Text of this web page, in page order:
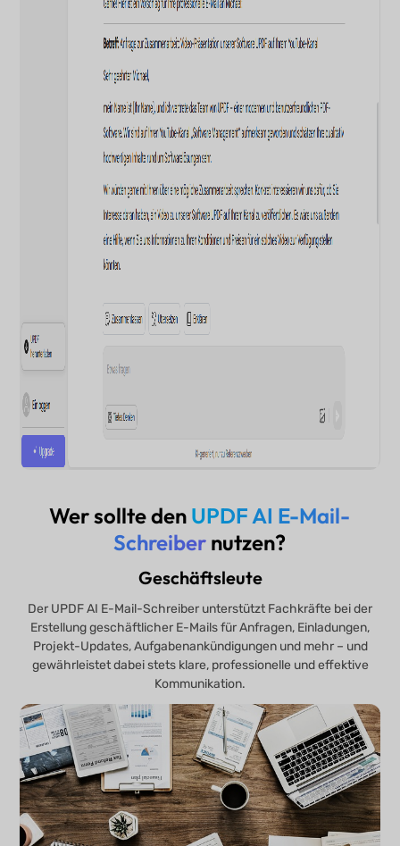
Wer sollte den UPDF AI E-Mail-
Schreiber nutzen?
Geschäftsleute
Der UPDF AI E-Mail-Schreiber unterstützt Fachkräfte bei der
Erstellung geschäftlicher E-Mails für Anfragen, Einladungen,
Projekt-Updates, Aufgabenankündigungen und mehr – und
gewährleistet dabei stets klare, professionelle und effektive
Kommunikation.